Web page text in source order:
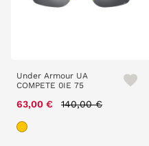
Under Armour UA
COMPETE 0IE 75
63,00 € Price reduced from
140,00 €